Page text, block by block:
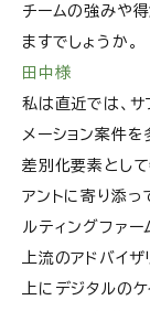
チームの強みや
ますでしょうか。
田中様
私は直近では、サ
メーション案件
差別化要素とし
アントに寄り添
ルティングファー
上流のアドバイ
上にデジタルの